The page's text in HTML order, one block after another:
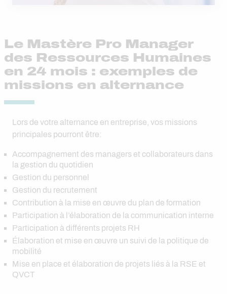
Le Mastère Pro Manager
des Ressources Humaines
en 24 mois : exemples de
missions en alternance
Lors de votre alternance en entreprise, vos missions
principales pourront être:
Accompagnement des managers et collaborateurs dans
la gestion du quotidien
Gestion du personnel
Gestion du recrutement
Contribution à la mise en œuvre du plan de formation
Participation à l’élaboration de la communication interne
Participation à différents projets RH
Élaboration et mise en œuvre un suivi de la politique de
mobilité
Mise en place et élaboration de projets liés à la RSE et
QVCT